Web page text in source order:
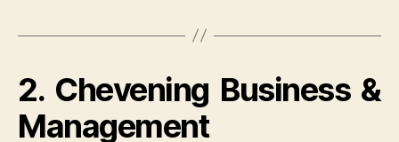
2. Chevening Business &
Management